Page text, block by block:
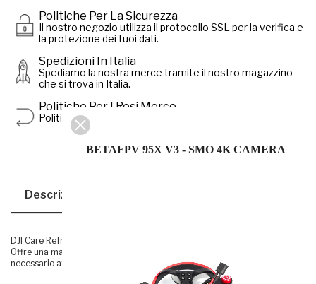
Politiche Per La Sicurezza
Il nostro negozio utilizza il protocollo SSL per la verifica e
la protezione dei tuoi dati.
Spedizioni In Italia
Spediamo la nostra merce tramite il nostro magazzino
che si trova in Italia.
Politiche Per I Resi Merce
Politiche di reso in base alla categoria del prodotto.
Descrizione
DJI Care Refresh una garanzia efficace e completa per i prodotti DJI.
Offre una maggiore tranquillitˆ ogni volta che si utilizza il prodotto. E'
necessario attivarla entro 48 ore dall'attivazione del drone.
BETAFPV 95X V3 - SMO 4K CAMERA